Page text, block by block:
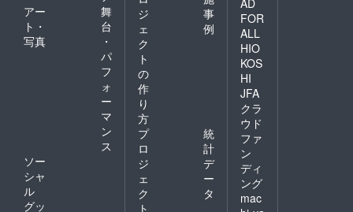
アー
ト・
写真
舞
台
・
パ
フ
ォ
ー
マ
ン
ス
ソー
シャ
ル
グッ
ジ
ェ
ク
ト
の
作
り
方
事
例
プ
ロ
ジ
ェ
ク
ト
統
計
デ
ー
タ
AD
FOR
ALL
HIO
KOS
HI
JFA
クラ
ウド
ファ
ン
ディ
ング
mac